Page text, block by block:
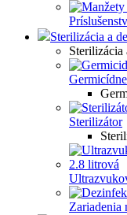
Sterilizácia a
Sterilizácia
Sterilizátor
Zariadenia